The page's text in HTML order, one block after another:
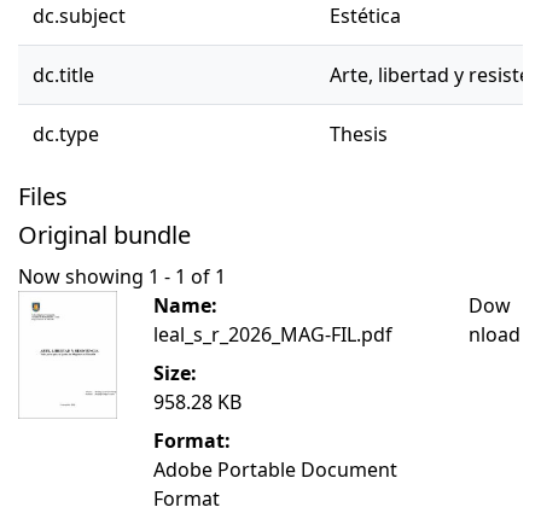
dc.subject Estética
dc.title Arte, libertad y
dc.type Thesis
Files
Original bundle
Now showing 1 - 1 of 1
Name:
leal_s_r_2026_MAG-FIL.pdf
Size:
958.28 KB
Format:
Adobe Portable Document
Format
Dow
nload